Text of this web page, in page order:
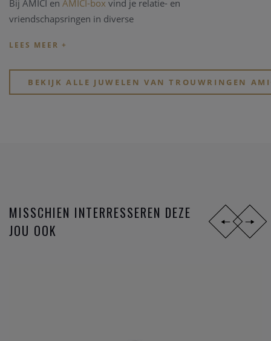
Bij AMICI en AMICI-box vind je relatie- en
vriendschapsringen in diverse
goed betaalbare hippe ringen? Of, wil je eindelijk, na zoveel
design?BEKIJK ALLE JUWELEN VAN TROUWRINGEN
MISSCHIEN INTERRESSEREN DEZE
JOU OOK